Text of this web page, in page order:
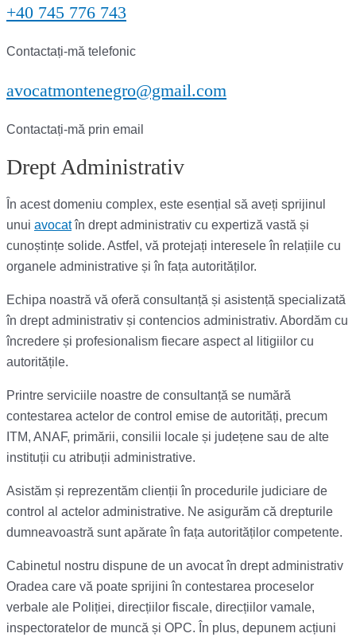
+40 745 776 743
Contactați-mă telefonic
avocatmontenegro@gmail.com
Contactați-mă prin email
Drept Administrativ
În acest domeniu complex, este esențial să aveți sprijinul
unui avocatîn drept administrativ cu expertiză vastă și
cunoștințe solide. Astfel, vă protejați interesele în relațiile cu
organele administrative și în fața autorităților.
Echipa noastră vă oferă consultanță și asistență specializată
în drept administrativ și contencios administrativ. Abordăm cu
încredere și profesionalism fiecare aspect al litigiilor cu
autoritățile.
Printre serviciile noastre de consultanță se numără
contestarea actelor de control emise de autorități, precum
ITM, ANAF, primării, consilii locale și județene sau de alte
instituții cu atribuții administrative.
Asistăm și reprezentăm clienții în procedurile judiciare de
control al actelor administrative. Ne asigurăm că drepturile
dumneavoastră sunt apărate în fața autorităților competente.
Cabinetul nostru dispune de un avocat în drept administrativ
Oradea care vă poate sprijini în contestarea proceselor
verbale ale Poliției, direcțiilor fiscale, direcțiilor vamale,
inspectoratelor de muncă și OPC. În plus, depunem acțiuni